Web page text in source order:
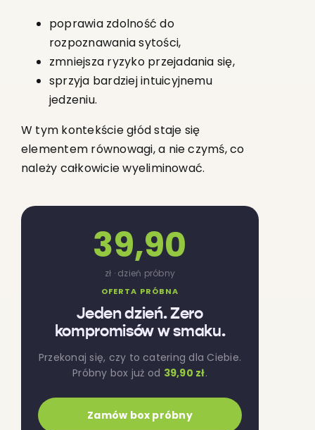
poprawia zdolność do
rozpoznawania sytości,
zmniejsza ryzyko przejadania się,
sprzyja bardziej intuicyjnemu
jedzeniu.
W tym kontekście głód staje się
elementem równowagi, a nie czymś, co
należy całkowicie wyeliminować.
OFERTA PRÓBNA
Jeden dzień. Zero
kompromisów w smaku.
Przekonaj się, czy to catering dla Ciebie.
Próbny box już od 39,90 zł.
Zamów box próbny
39,90
zł · dzień próbny